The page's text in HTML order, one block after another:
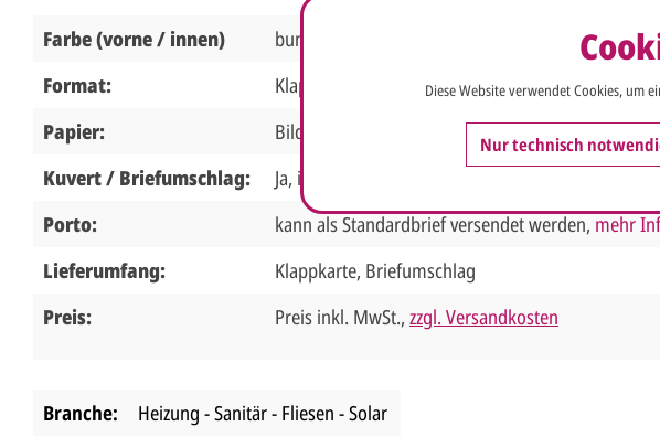
Farbe (vorne / innen)
bunt / weiß
Format:
Klappkarte 19 x 12 cm Breite x Höhe
Papier:
Bilderdruckkarton 250g weiß
Kuvert / Briefumschlag:
Ja, inklusive, weiß
Porto:
kann als Standardbrief versendet werden, mehr
Lieferumfang:
Klappkarte, Briefumschlag
Preis:
Preis inkl. MwSt., zzgl. Versandkosten
Branche: Heizung - Sanitär - Fliesen - Solar
Diese Website verwendet Cookies, um
Nur technisch